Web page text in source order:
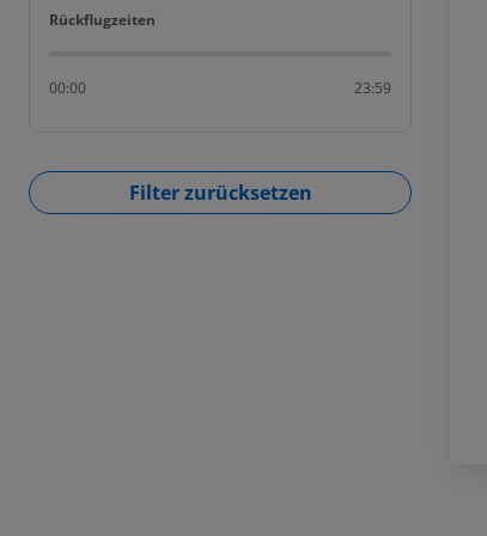
Rückflugzeiten
Rückflugzeiten
00:00 23:59
Filter zurücksetzen